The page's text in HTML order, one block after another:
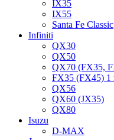
IX35
IX55
Santa Fe Classic
Infiniti
QX30
QX50
QX70 (FX35,
FX35 (FX45) 1
QX56
QX60 (JX35)
QX80
Isuzu
D-MAX